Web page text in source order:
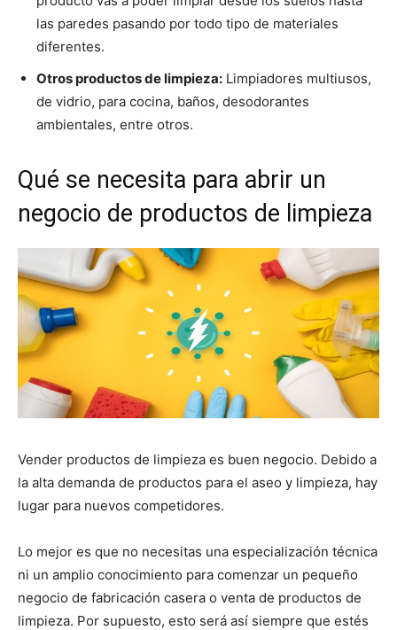
las paredes pasando por todo tipo de materiales
diferentes.
Otros productos de limpieza: Limpiadores multiusos,
de vidrio, para cocina, baños, desodorantes
ambientales, entre otros.
Qué se necesita para abrir un
negocio de productos de limpieza
Vender productos de limpieza es buen negocio. Debido a
la alta demanda de productos para el aseo y limpieza, hay
lugar para nuevos competidores.
Lo mejor es que no necesitas una especialización técnica
ni un amplio conocimiento para comenzar un pequeño
negocio de fabricación casera o venta de productos de
limpieza. Por supuesto, esto será así siempre que estés